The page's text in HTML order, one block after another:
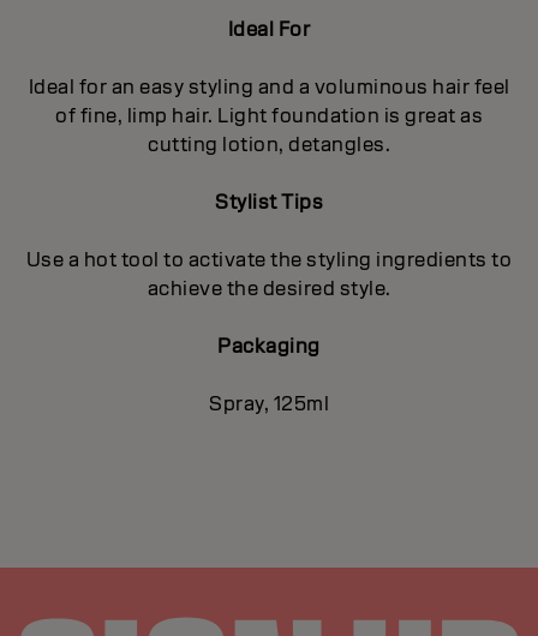
Ideal For
Ideal for an easy styling and a voluminous hair feel
of fine, limp hair. Light foundation is great as
cutting lotion, detangles.
Stylist Tips
Use a hot tool to activate the styling ingredients to
achieve the desired style.
Packaging
Spray, 125ml